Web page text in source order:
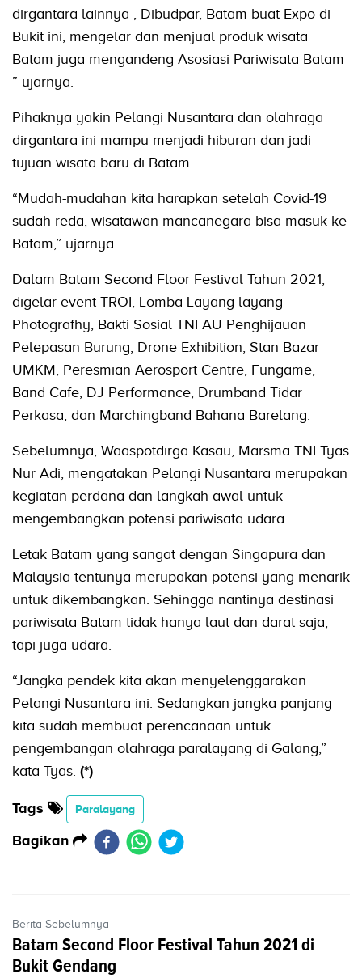
dirgantara lainnya , Dibudpar, Batam buat Expo di
Bukit ini, mengelar dan menjual produk wisata
Batam juga mengandeng Asosiasi Pariwisata Batam
” ujarnya.
Pihaknya yakin Pelangi Nusantara dan olahraga
dirgantara ini mampu menjadi hiburan dan jadi
tujuan wisata baru di Batam.
“Mudah-mudahan kita harapkan setelah Covid-19
sudah reda, wisatawan mancanegara bisa masuk ke
Batam,” ujarnya.
Dalam Batam Second Floor Festival Tahun 2021,
digelar event TROI, Lomba Layang-layang
Photografhy, Bakti Sosial TNI AU Penghijauan
Pelepasan Burung, Drone Exhibition, Stan Bazar
UMKM, Peresmian Aerosport Centre, Fungame,
Band Cafe, DJ Performance, Drumband Tidar
Perkasa, dan Marchingband Bahana Barelang.
Sebelumnya, Waaspotdirga Kasau, Marsma TNI Tyas
Nur Adi, mengatakan Pelangi Nusantara merupakan
kegiatan perdana dan langkah awal untuk
mengembangkan potensi pariwisata udara.
Letak Batam yang sangat dengan Singapura dan
Malaysia tentunya merupakan potensi yang menarik
untuk dikembangkan. Sehingga nantinya destinasi
pariwisata Batam tidak hanya laut dan darat saja,
tapi juga udara.
“Jangka pendek kita akan menyelenggarakan
Pelangi Nusantara ini. Sedangkan jangka panjang
kita sudah membuat perencanaan untuk
pengembangan olahraga paralayang di Galang,”
kata Tyas. (*)
Tags Paralayang
Bagikan
Berita Sebelumnya
Batam Second Floor Festival Tahun 2021 di
Bukit Gendang